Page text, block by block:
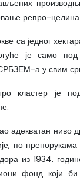
репро-
са једног
је само под
а у свим
кластер је
адекватан ниво
по препорукама
из 1934.
фонд који